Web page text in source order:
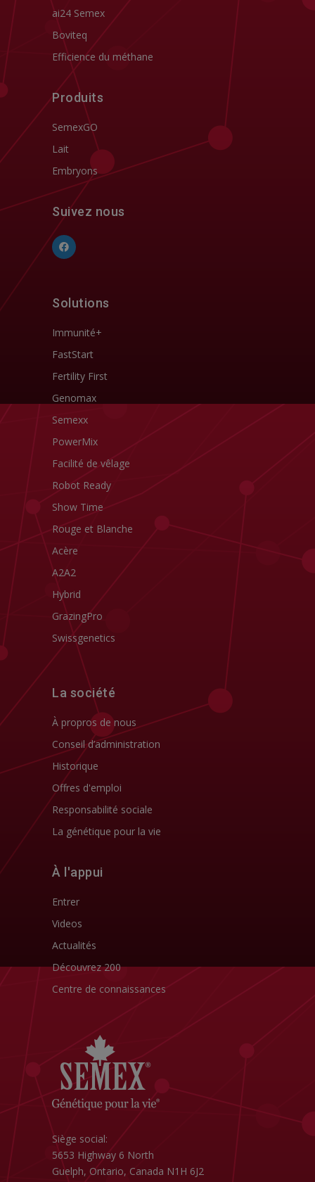
ai24 Semex
Boviteq
Efficience du méthane
Produits
SemexGO
Lait
Embryons
Suivez nous
Solutions
Immunité+
FastStart
Fertility First
Genomax
Semexx
PowerMix
Facilité de vêlage
Robot Ready
Show Time
Rouge et Blanche
Acère
A2A2
Hybrid
GrazingPro
Swissgenetics
La société
À propros de nous
Conseil d’administration
Historique
Offres d'emploi
Responsabilité sociale
La génétique pour la vie
À l'appui
Entrer
Videos
Actualités
Découvrez 200
Centre de connaissances
Siège social:
5653 Highway 6 North
Guelph, Ontario, Canada N1H 6J2